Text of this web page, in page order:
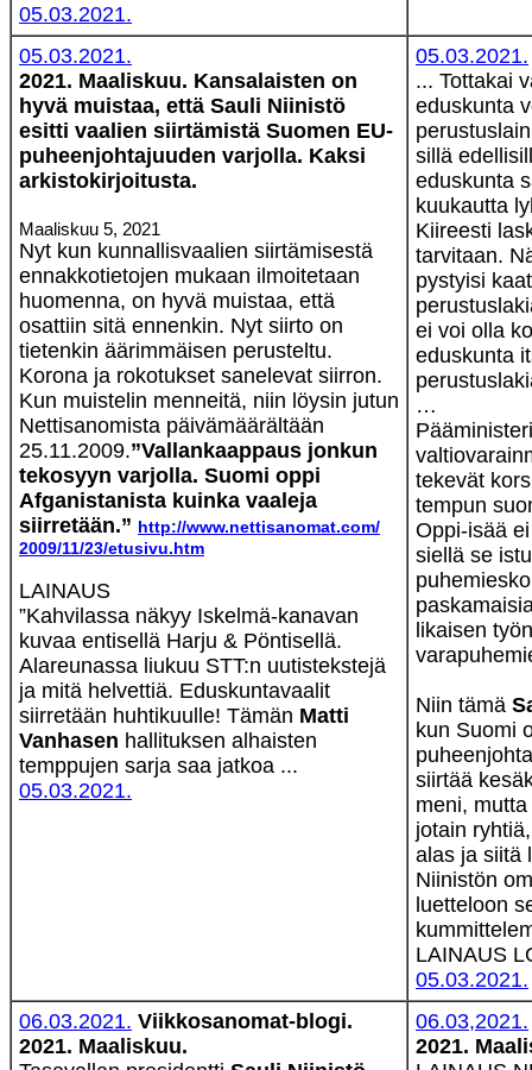
05.03.2021.
05.03.2021.
2021. Maaliskuu. Kansalaisten on
hyvä muistaa, että Sauli Niinistö
esitti vaalien siirtämistä Suomen EU-
puheenjohtajuuden varjolla. Kaksi
arkistokirjoitusta.
Maaliskuu 5, 2021
Nyt kun kunnallisvaalien siirtämisestä
ennakkotietojen mukaan ilmoitetaan
huomenna, on hyvä muistaa, että
osattiin sitä ennenkin. Nyt siirto on
tietenkin äärimmäisen perusteltu.
Korona ja rokotukset sanelevat siirron.
Kun muistelin menneitä, niin löysin jutun
Nettisanomista päivämäärältään
25.11.2009.”Vallankaappaus jonkun
tekosyyn varjolla. Suomi oppi
Afganistanista kuinka vaaleja
siirretään.” http://www.nettisanomat.com/
2009/11/23/etusivu.htm
LAINAUS
”Kahvilassa näkyy Iskelmä-kanavan
kuvaa entisellä Harju & Pöntisellä.
Alareunassa liukuu STT:n uutistekstejä
ja mitä helvettiä. Eduskuntavaalit
siirretään huhtikuulle! Tämän Matti
Vanhasen hallituksen alhaisten
temppujen sarja saa jatkoa ...
05.03.2021.
05.03.2021.
... Tottakai
eduskunta
sillä
eduskunta
kuukautta
Kiireesti
tarvitaan.
pystyisi
ei voi olla
eduskunta
…
tekevät
tempun
Oppi-isää
siellä se
likaisen
Niin tämä
kun Suomi
siirtää
meni,
jotain
alas ja siitä
Niinistön
luetteloon
LAINAUS
05.03.2021.
06.03.2021. Viikkosanomat-blogi.
2021. Maaliskuu.
06.03,2021.
2021.